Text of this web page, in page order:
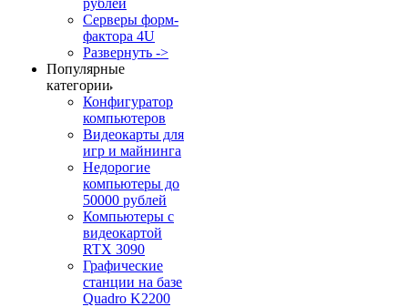
рублей
Серверы форм-
фактора 4U
Развернуть ->
Популярные
категории
Конфигуратор
компьютеров
Видеокарты для
игр и майнинга
Недорогие
компьютеры до
50000 рублей
Компьютеры с
видеокартой
RTX 3090
Графические
станции на базе
Quadro K2200